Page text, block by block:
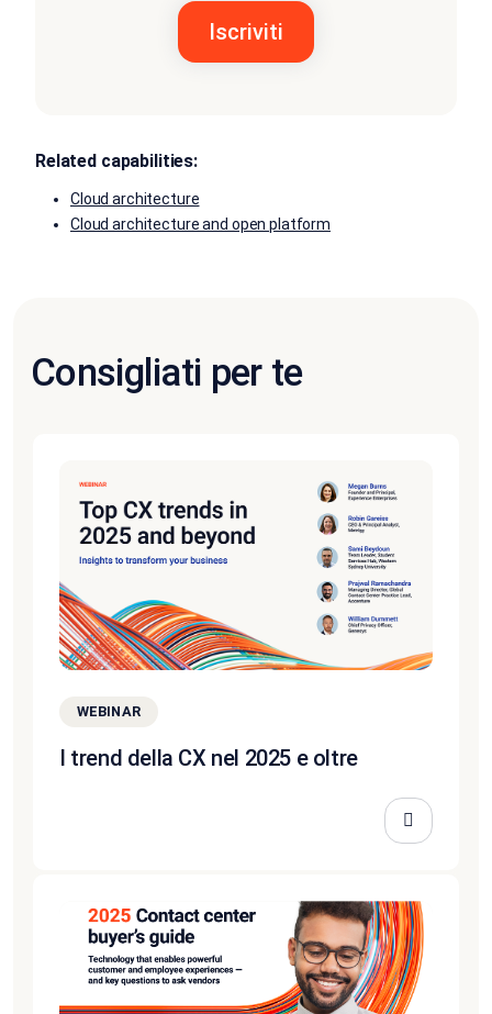
Related capabilities:
Cloud architecture
Cloud architecture and open platform
Consigliati per te
WEBINAR
I trend della CX nel 2025 e oltre